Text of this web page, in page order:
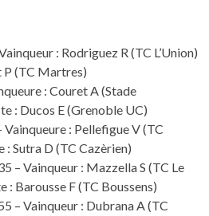
: Rodriguez R (TC L’Union)
P (TC Martres)
: Couret A (Stade
: Ducos E (Grenoble UC)
Vainqueure : Pellefigue V (TC
: Sutra D (TC Cazèrien)
– Vainqueur : Mazzella S (TC Le
: Barousse F (TC Boussens)
– Vainqueur : Dubrana A (TC